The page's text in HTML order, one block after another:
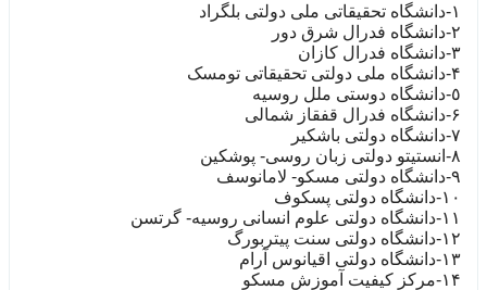
١-دانشگاه تحقیقاتی ملی دولتی بلگراد
٢-دانشگاه فدرال شرق دور
٣-دانشگاه فدرال کازان
۴-دانشگاه ملی دولتی تحقیقاتی تومسک
٥-دانشگاه دوستی ملل روسیه
۶-دانشگاه فدرال قفقاز شمالی
٧-دانشگاه دولتی باشکیر
٨-انستیتو دولتی زبان روسی- پوشکین
٩-دانشگاه دولتی مسکو- لامانوسف
١‌۰-دانشگاه دولتی پسکوف
١١-دانشگاه دولتی علوم انسانی روسیه- گرتسن
١٢-دانشگاه دولتی سنت پیتربورگ
١٣-دانشگاه دولتی اقیانوس آرام
١۴-مرکز کیفیت آموزش مسکو